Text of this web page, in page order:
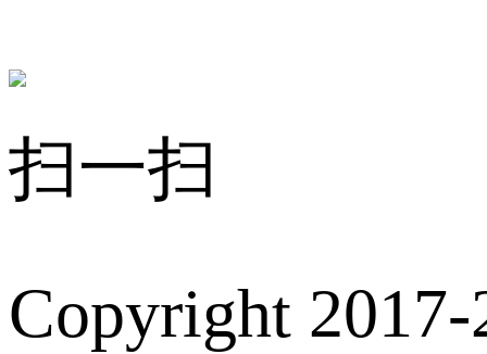
扫一扫
Copyright